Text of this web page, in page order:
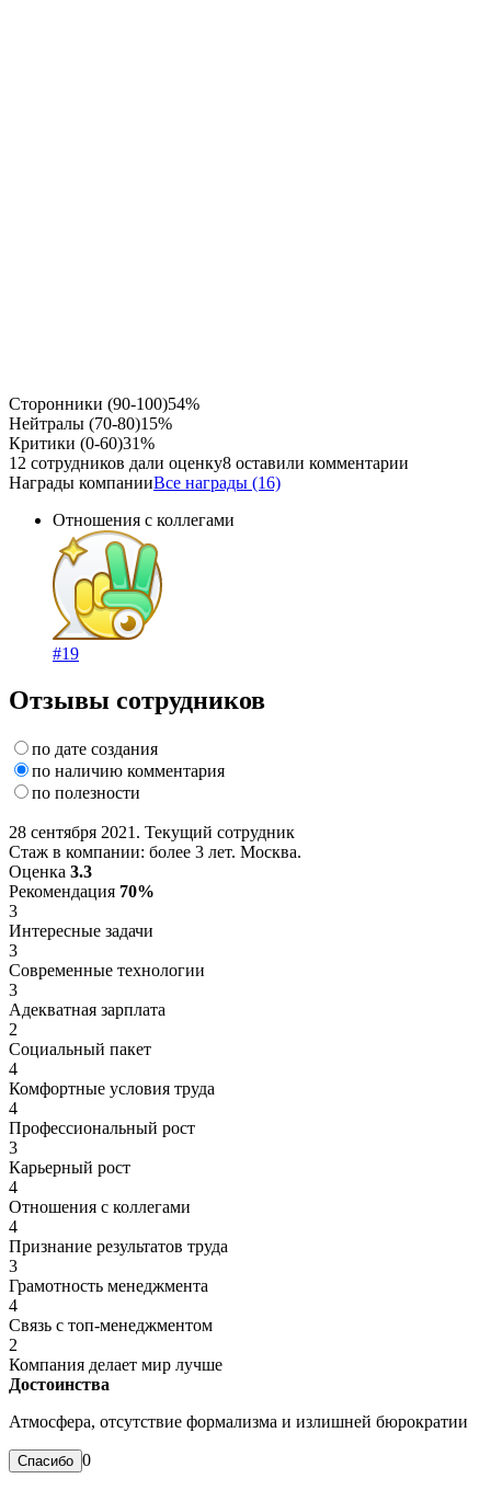
Сторонники (90-100)54%
Нейтралы (70-80)15%
Критики (0-60)31%
12 сотрудников дали оценку8 оставили комментарии
Награды компанииВсе награды (16)
Отношения с коллегами
#19
Отзывы сотрудников
по дате создания
по наличию комментария
по полезности
28 сентября 2021. Текущий сотрудник
Стаж в компании: более 3 лет. Москва.
Оценка 3.3
Рекомендация 70%
3
Интересные задачи
3
Современные технологии
3
Адекватная зарплата
2
Социальный пакет
4
Комфортные условия труда
4
Профессиональный рост
3
Карьерный рост
4
Отношения с коллегами
4
Признание результатов труда
3
Грамотность менеджмента
4
Связь с топ-менеджментом
2
Компания делает мир лучше
Достоинства
Атмосфера, отсутствие формализма и излишней бюрократии
0